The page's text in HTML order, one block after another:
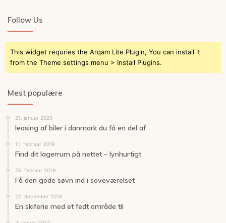
Follow Us
This widget requries the Arqam Lite Plugin, You can install it
from the Theme settings menu > Install Plugins.
Mest populære
21. januar 2020
leasing af biler i danmark du få en del af
11. februar 2019
Find dit lagerrum på nettet – lynhurtigt
26. februar 2019
Få den gode søvn ind i soveværelset
22. december 2018
En skiferie med et fedt område til